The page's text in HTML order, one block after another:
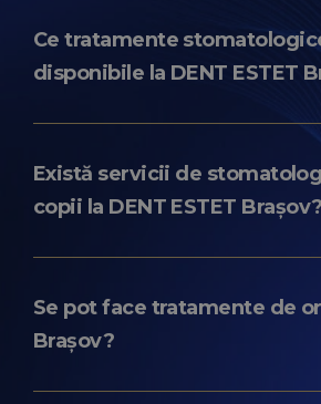
Ce tratamente
disponibile la DENT ESTET
La DENT ESTET Brașov sunt
tratamente stomatologice
adulți, inclusiv consultații,
recomandarea medicului.
Există servicii de
copii la DENT ESTET Brașov?
dedicate copiilor, într-un
nevoilor lor și cu echipe
Se pot face tratamente de
Brașov?